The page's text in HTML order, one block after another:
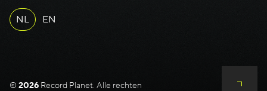
NL EN
© 2026 Record Planet. Alle rechten